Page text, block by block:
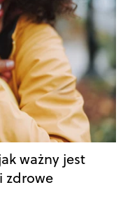
ważny jest
zdrowe